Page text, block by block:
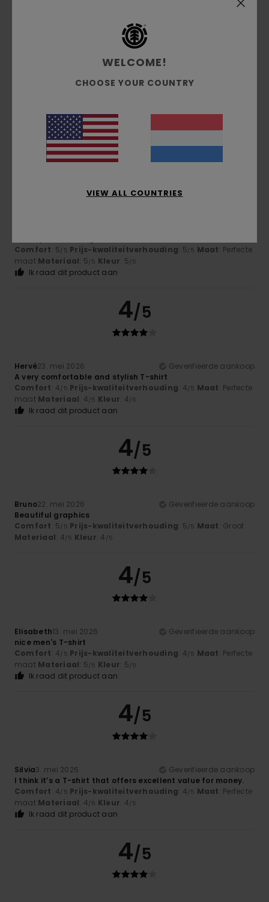
5/5
Comfort: 5/5 Prijs-kwaliteitverhouding
Materiaal: 5/5 Kleur
5
Comfort: 5/5 Prijs-kwaliteitverhouding: 5/5 Maat: Perfecte
maat Materiaal: 5/5 Kleur: 5/5
Ik raad dit product aan
4/5
Hervé23. mei 2026
Geverifieerde aankoop
A very comfortable and stylish T-shirt
Comfort: 4/5 Prijs-kwaliteitverhouding: 4/5 Maat: Perfecte
maat Materiaal: 4/5 Kleur: 4/5
Ik raad dit product aan
4/5
Bruno22. mei 2026
Geverifieerde aankoop
Beautiful graphics
Comfort: 5/5 Prijs-kwaliteitverhouding: 5/5 Maat: Groot
Materiaal: 4/5 Kleur: 4 /5
4/5
Elisabeth13. mei 2026
Geverifieerde aankoop
nice men's T-shirt
Comfort: 4/5 Prijs-kwaliteitverhouding: 4/5 Maat: Perfecte
maat Materiaal: 5/5 Kleur: 5/5
Ik raad dit product aan
4/5
Silvia3. mei 2026
Geverifieerde aankoop
I think it’s a T-shirt that offers excellent value for money.
Comfort: 4/5 Prijs-kwaliteitverhouding: 4/5 Maat: Perfecte
maat Materiaal: 4/5 Kleur: 4/5
Ik raad dit product aan
4/5
WELCOME!
CHOOSE YOUR COUNTRY
VIEW ALL COUNTRIES